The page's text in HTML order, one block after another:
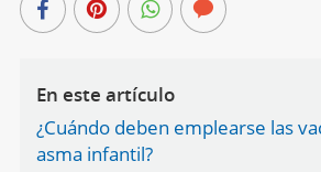
En este artículo
¿Cuándo deben emplearse las
asma infantil?